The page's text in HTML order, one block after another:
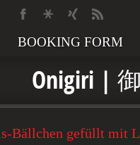
BOOKING FORM
Onigiri |
Bällchen gefüllt mit